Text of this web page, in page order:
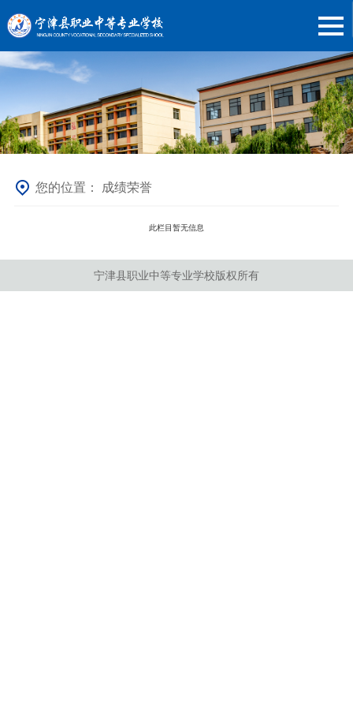
您的位置： 成绩荣誉
此栏目暂无信息
宁津县职业中等专业学校版权所有